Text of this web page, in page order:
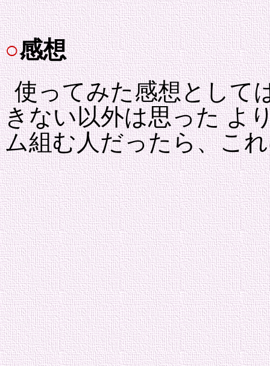
○感想
使ってみた感想として
きない以外は思った よ
ム組む人だったら、こ